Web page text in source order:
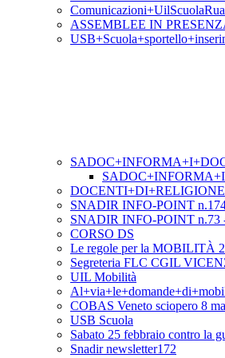
ASSEMBLEE IN
SNADIR INFO-POINT
SNADIR INFO-POINT n.73
CORSO DS
Le regole per la MOBILITÀ
Segreteria FLC CGIL
UIL Mobilità
COBAS Veneto sciopero 8
USB Scuola
Sabato 25 febbraio contro la
Snadir newsletter172